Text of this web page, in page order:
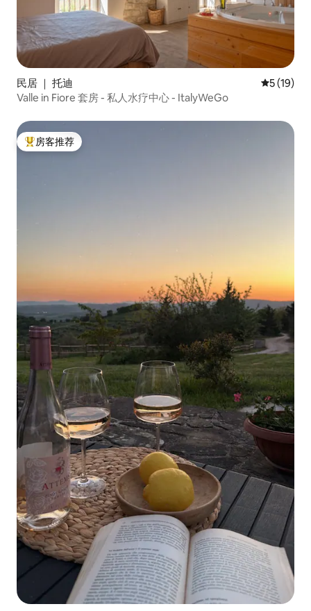
民居 ｜ 托迪 平均评分
5 (19)
Valle in Fiore 套房 - 私人水疗中心 - ItalyWeGo
热门「房客推荐」
房客推荐